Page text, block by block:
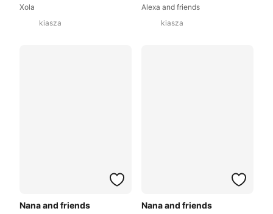
Xola
kiasza
Alexa and friends
kiasza
Nana and friends Nana and friends